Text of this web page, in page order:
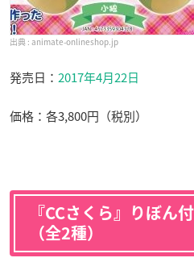
animate-onlineshop.jp
発売日： 2017年4月22日
価格：各3,800円（税別）
『CCさくら』りぼん
（全2種）